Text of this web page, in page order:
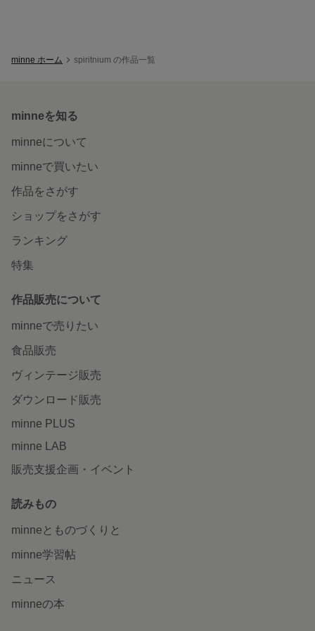
minne ホーム spiritnium の作品一覧
minneを知る
minneについて
minneで買いたい
作品をさがす
ショップをさがす
ランキング
特集
作品販売について
minneで売りたい
食品販売
ヴィンテージ販売
ダウンロード販売
minne PLUS
minne LAB
販売支援企画・イベント
読みもの
minneとものづくりと
minne学習帖
ニュース
minneの本